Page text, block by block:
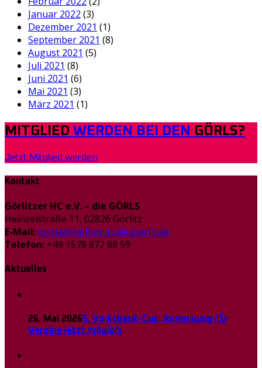
Januar 2022 (3)
Dezember 2021 (1)
September 2021 (8)
August 2021 (5)
Juli 2021 (8)
Juni 2021 (6)
Mai 2021 (3)
März 2021 (1)
MITGLIED WERDEN BEI DEN GÖRLS?
Jetzt Mitglied werden
Kontakt
Görlitzer HC e.V. – die GÖRLS
Heinzelstraße 11, 02826 Görlitz
E-Mail: kontakt[at]handball-goerls.de
Telefon: +49 1578 872 88 59
Aktuelles
26. Mai 20265. Volksbank-Cup: Anmeldung für
Vereine jetzt möglich